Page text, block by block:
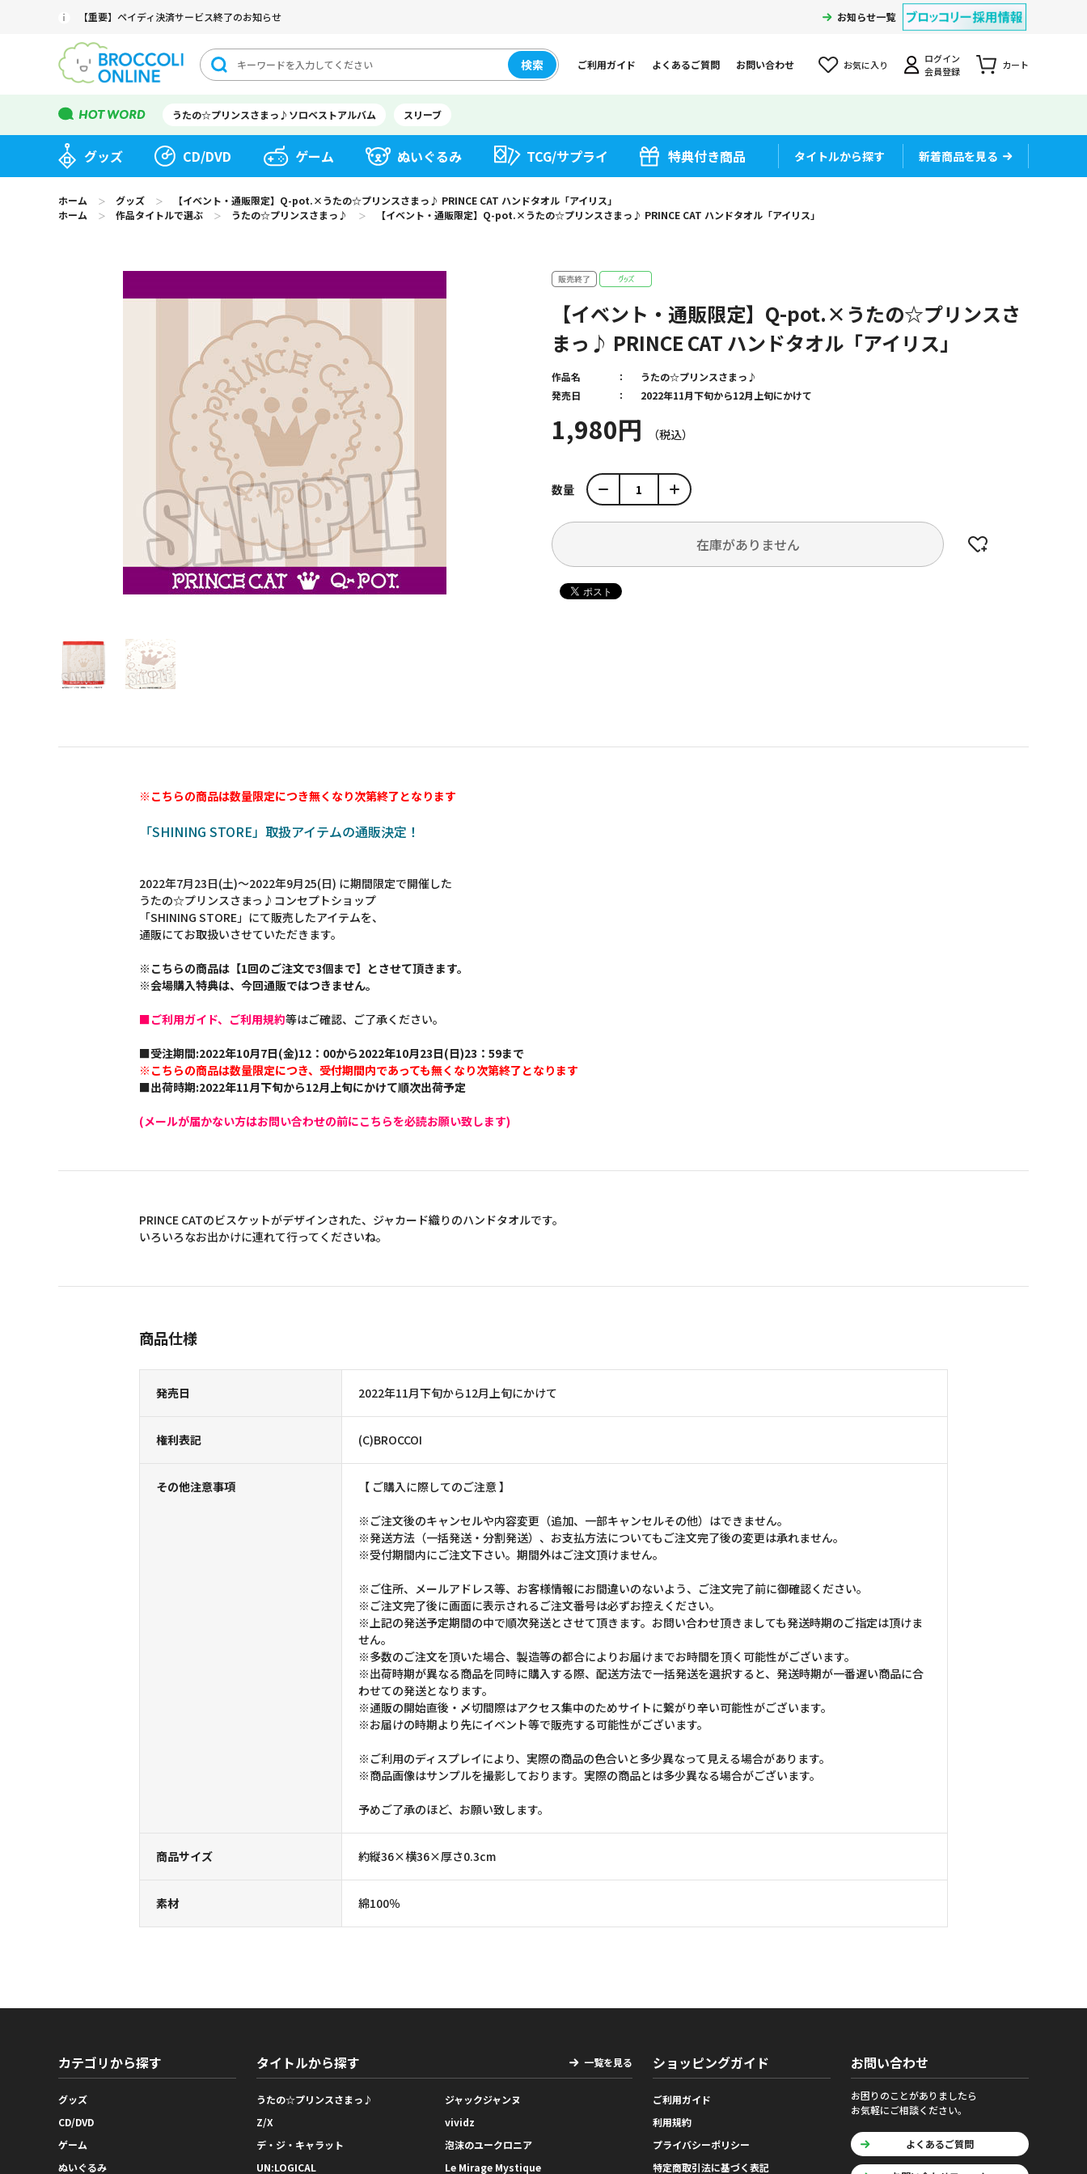
【重要】ペイディ決済サービス終了のお知らせ お知らせ一覧
検索 ご利用ガイド よくあるご質問 お問い合わせ お気に入り
ログイン
会員登録
カート
うたの☆プリンスさまっ♪ソロベストアルバム スリーブ
グッズ CD/DVD ゲーム ぬいぐるみ TCG/サプライ 特典付き商品 タイトルから探す 新着商品を見る
ホーム ＞ グッズ ＞
【イベント・通販限定】Q-pot.×うたの☆プリンスさまっ♪ PRINCE CAT ハンドタオル「アイリス」
ホーム
＞ 作品タイトルで選ぶ ＞ うたの☆プリンスさまっ♪ ＞ 【イベント・通販限定】Q-pot.×うたの☆プリンスさまっ♪ PRINCE CAT ハンドタオル「アイリス」
【イベント・通販限定】Q-pot.×うたの☆プリンスさ
まっ♪ PRINCE CAT ハンドタオル「アイリス」
1,980円
作品名
うたの☆プリンスさまっ♪
発売日
2022年11月下旬から12月上旬にかけて
数量
在庫がありません
※こちらの商品は数量限定につき無くなり次第終了となります
「SHINING STORE」取扱アイテムの通販決定！
2022年7月23日(土)～2022年9月25(日) に期間限定で開催した
うたの☆プリンスさまっ♪コンセプトショップ
「SHINING STORE」にて販売したアイテムを、
通販にてお取扱いさせていただきます。
※こちらの商品は【1回のご注文で3個まで】とさせて頂きます。
※会場購入特典は、今回通販ではつきません。
■ご利用ガイド、ご利用規約等はご確認、ご了承ください。
■受注期間:2022年10月7日(金)12：00から2022年10月23日(日)23：59まで
※こちらの商品は数量限定につき、受付期間内であっても無くなり次第終了となります
■出荷時期:2022年11月下旬から12月上旬にかけて順次出荷予定
(メールが届かない方はお問い合わせの前にこちらを必読お願い致します)
PRINCE CATのビスケットがデザインされた、ジャカード織りのハンドタオルです。
いろいろなお出かけに連れて行ってくださいね。
商品仕様
発売日 2022年11月下旬から12月上旬にかけて
権利表記 (C)BROCCOI
その他注意事項 【 ご購入に際してのご注意 】
※ご注文後のキャンセルや内容変更（追加、一部キャンセルその他）はできません。
※発送方法（一括発送・分割発送）、お支払方法についてもご注文完了後の変更は承れません。
※受付期間内にご注文下さい。期間外はご注文頂けません。
※ご住所、メールアドレス等、お客様情報にお間違いのないよう、ご注文完了前に御確認ください。
※ご注文完了後に画面に表示されるご注文番号は必ずお控えください。
※上記の発送予定期間の中で順次発送とさせて頂きます。お問い合わせ頂きましても発送時期のご指定は頂けま
せん。
※多数のご注文を頂いた場合、製造等の都合によりお届けまでお時間を頂く可能性がございます。
※出荷時期が異なる商品を同時に購入する際、配送方法で一括発送を選択すると、発送時期が一番遅い商品に合
わせての発送となります。
※通販の開始直後・〆切間際はアクセス集中のためサイトに繋がり辛い可能性がございます。
※お届けの時期より先にイベント等で販売する可能性がございます。
※ご利用のディスプレイにより、実際の商品の色合いと多少異なって見える場合があります。
※商品画像はサンプルを撮影しております。実際の商品とは多少異なる場合がございます。
予めご了承のほど、お願い致します。
商品サイズ 約縦36×横36×厚さ0.3cm
素材 綿100％
カテゴリから探す
グッズ
CD/DVD
ゲーム
ぬいぐるみ
タイトルから探す 一覧を見る
うたの☆プリンスさまっ♪
ジャックジャンヌ
Z/X
vividz
デ・ジ・キャラット
泡沫のユークロニア
UN:LOGICAL
Le Mirage Mystique
ショッピングガイド
ご利用ガイド
利用規約
プライバシーポリシー
特定商取引法に基づく表記
お問い合わせ
お困りのことがありましたら
お気軽にご相談ください。
よくあるご質問